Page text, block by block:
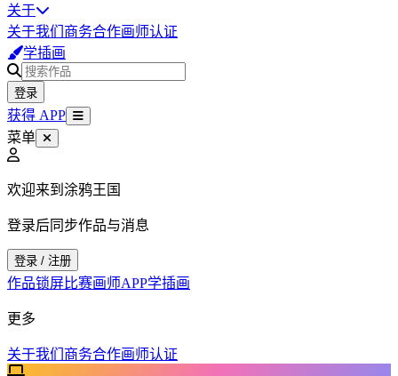
关于
关于我们 商务合作画师认证
学插画
登录
获得 APP
菜单
欢迎来到涂鸦王国
登录后同步作品与消息
登录 / 注册
作品锁屏比赛画师APP学插画
更多
关于我们 商务合作画师认证